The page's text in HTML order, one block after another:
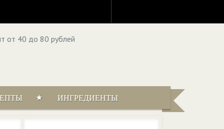
ИНГРЕДИЕНТЫ